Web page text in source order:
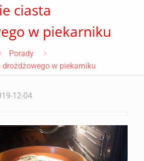
ciasta
w piekarniku
Porady
w piekarniku
12-04